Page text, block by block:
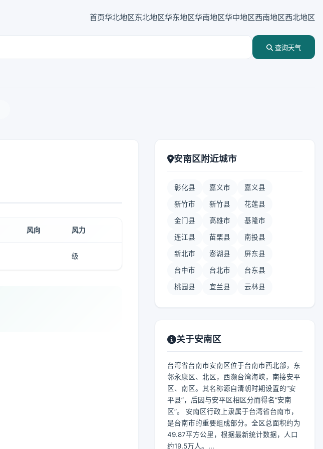
首页华北地区东北地区华东地区华南地区华中地区西南地区西北地区
查询天气
风向 风力
级
安南区附近城市
彰化县 嘉义市 嘉义县
新竹市 新竹县 花莲县
金门县 高雄市 基隆市
连江县 苗栗县 南投县
新北市 澎湖县 屏东县
台中市 台北市 台东县
桃园县 宜兰县 云林县
关于安南区
台湾省台南市安南区位于台南市西北部，东
邻永康区、北区，西濒台湾海峡，南接安平
区、南区。其名称源自清朝时期设置的“安
平县”，后因与安平区相区分而得名“安南
区”。 安南区行政上隶属于台湾省台南市，
是台南市的重要组成部分。全区总面积约为
49.87平方公里，根据最新统计数据，人口
约19.5万人。...